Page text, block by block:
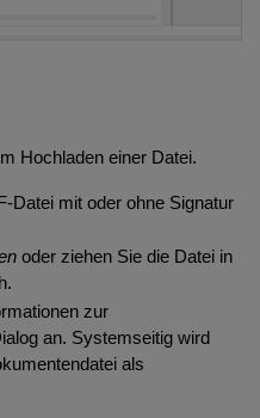
Hochladen einer Datei.
Datei mit oder ohne Signatur
oder ziehen Sie die Datei in
zur
an. Systemseitig wird
als